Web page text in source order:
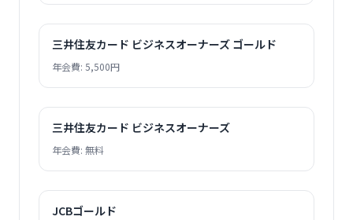
三井住友カード ビジネスオーナーズ ゴールド
年会費: 5,500円
三井住友カード ビジネスオーナーズ
年会費: 無料
JCBゴールド